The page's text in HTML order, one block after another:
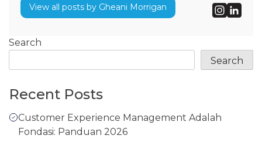
View all posts by Gheani Morrigan
Search
Search
Recent Posts
Customer Experience Management Adalah
Fondasi: Panduan 2026